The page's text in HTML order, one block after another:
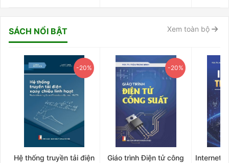
SÁCH NỔI BẬT Xem toàn bộ
-20%
Hệ thống truyền tải điện
-20%
Giáo trình Điện tử công
Internet